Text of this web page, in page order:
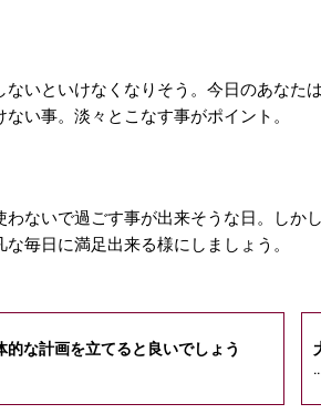
ないといけなくなりそう。今日のあなた
い事。淡々とこなす事がポイント。
わないで過ごす事が出来そうな日。しか
毎日に満足出来る様にしましょう。
的な計画を立てると良いでしょう